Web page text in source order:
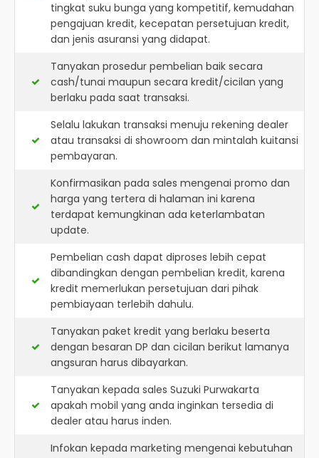
tingkat suku bunga yang kompetitif, kemudahan
pengajuan kredit, kecepatan persetujuan kredit,
dan jenis asuransi yang didapat.
Tanyakan prosedur pembelian baik secara
cash/tunai maupun secara kredit/cicilan yang
berlaku pada saat transaksi.
Selalu lakukan transaksi menuju rekening dealer
atau transaksi di showroom dan mintalah kuitansi
pembayaran.
Konfirmasikan pada sales mengenai promo dan
harga yang tertera di halaman ini karena
terdapat kemungkinan ada keterlambatan
update.
Pembelian cash dapat diproses lebih cepat
dibandingkan dengan pembelian kredit, karena
kredit memerlukan persetujuan dari pihak
pembiayaan terlebih dahulu.
Tanyakan paket kredit yang berlaku beserta
dengan besaran DP dan cicilan berikut lamanya
angsuran harus dibayarkan.
Tanyakan kepada sales Suzuki Purwakarta
apakah mobil yang anda inginkan tersedia di
dealer atau harus inden.
Infokan kepada marketing mengenai kebutuhan